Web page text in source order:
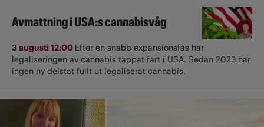
Avmattning i USA:s cannabisvåg
3 augusti 12:00 Efter en snabb expansionsfas har
legaliseringen av cannabis tappat fart i USA. Sedan 2023 har
ingen ny delstat fullt ut ­legaliserat cannabis.